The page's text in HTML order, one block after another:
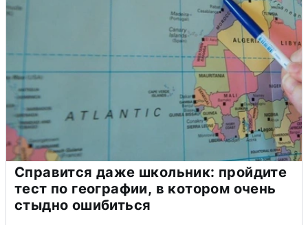
Справится даже школьник: пройдите
тест по географии, в котором очень
стыдно ошибиться